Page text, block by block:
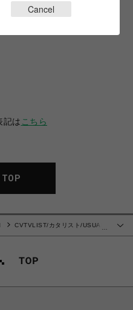
記は こちら
TOP
…
CVTVLIST/カタリスト/USUAL
Cancel